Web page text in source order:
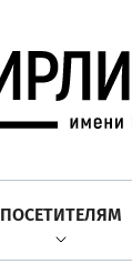
ПОСЕТИТЕЛЯМ